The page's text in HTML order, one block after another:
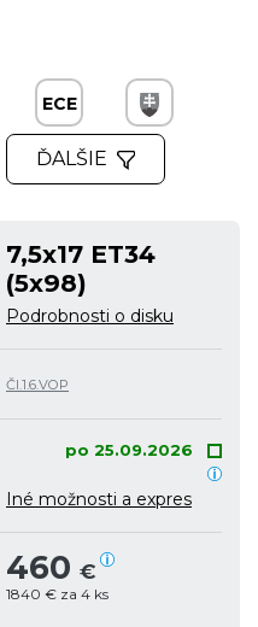
ECE
ĎALŠIE
7,5x17 ET34
(5x98)
Podrobnosti o disku
Čl.1.6.VOP
po 25.09.2026
Iné možnosti a expres
460 €
1840 € za 4 ks